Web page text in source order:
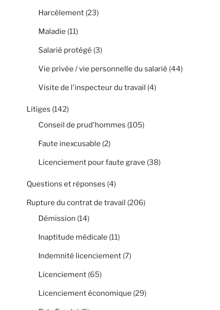
Harcèlement (23)
Maladie (11)
Salarié protégé (3)
Vie privée / vie personnelle du salarié (44)
Visite de l'inspecteur du travail (4)
Litiges (142)
Conseil de prud'hommes (105)
Faute inexcusable (2)
Licenciement pour faute grave (38)
Questions et réponses (4)
Rupture du contrat de travail (206)
Démission (14)
Inaptitude médicale (11)
Indemnité licenciement (7)
Licenciement (65)
Licenciement économique (29)